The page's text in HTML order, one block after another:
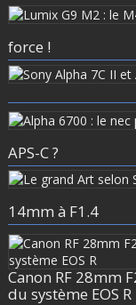
force !
APS-C ?
14mm à F1.4
Canon RF 28mm
du système EOS R